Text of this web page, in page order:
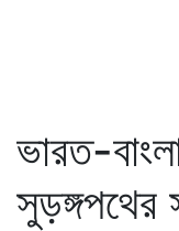
ভারত-
সুড়ঙ্গপথের